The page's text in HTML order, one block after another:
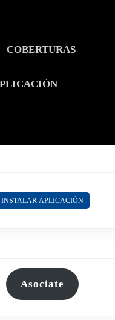
COBERTURAS
INSTALAR APLICACIÓN
Asociate